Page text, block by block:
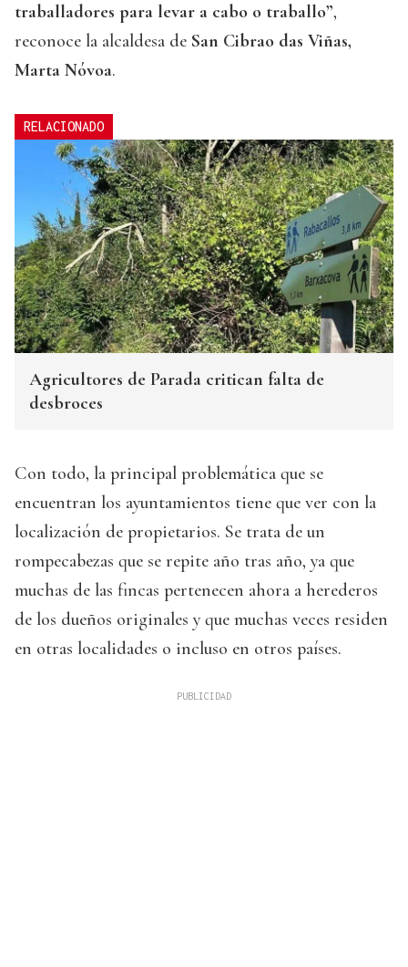
traballadores para levar a cabo o traballo”,
reconoce la alcaldesa de San Cibrao das Viñas,
Marta Nóvoa.
RELACIONADO
Agricultores de Parada critican falta de
desbroces
Con todo, la principal problemática que se
encuentran los ayuntamientos tiene que ver con la
localización de propietarios. Se trata de un
rompecabezas que se repite año tras año, ya que
muchas de las fincas pertenecen ahora a herederos
de los dueños originales y que muchas veces residen
en otras localidades o incluso en otros países.